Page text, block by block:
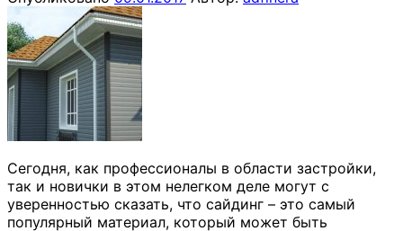
Сегодня, как профессионалы в области застройки,
так и новички в этом нелегком деле могут с
уверенностью сказать, что сайдинг – это самый
популярный материал, который может быть